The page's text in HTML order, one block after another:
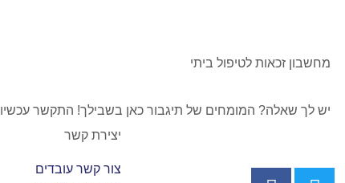
מחשבון זכאות לטיפול ביתי
יש לך שאלה? המומחים של תיגבור כאן בשבילך! התקשר עכשיו 077-237-0003
יצירת קשר
צור קשר עובדים